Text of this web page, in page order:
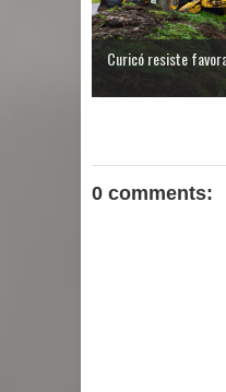
Curicó resiste
0 comments: